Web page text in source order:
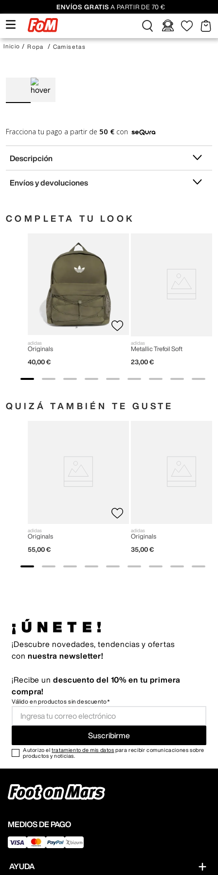
ENVÍOS GRATIS A PARTIR DE 70 €
Ropa Camisetas
Fracciona tu pago a partir de 50 € con
Descripción
Envíos y devoluciones
COMPLETA TU LOOK
adidas
Originals
40,00 €
adidas
Metallic Trefoil Soft
23,00 €
QUIZÁ TAMBIÉN TE GUSTE
adidas
Originals
55,00 €
adidas
Originals
35,00 €
¡ÚNETE!
¡Descubre novedades, tendencias y ofertas
con nuestra newsletter!
¡Recibe un descuento del 10% en tu primera
compra!
Válido en productos sin descuento*
Suscribirme
Autorizo eltratamiento de mis datos para recibir comunicaciones sobre
productos y noticias.
MEDIOS DE PAGO
AYUDA